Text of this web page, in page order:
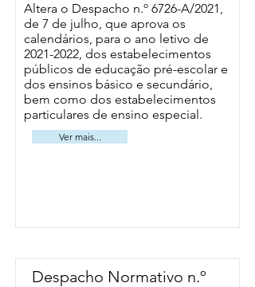
Altera o Despacho n.º 6726-A/2021,
de 7 de julho, que aprova os
calendários, para o ano letivo de
2021-2022, dos estabelecimentos
públicos de educação pré-escolar e
dos ensinos básico e secundário,
bem como dos estabelecimentos
particulares de ensino especial.
Ver mais...
Despacho Normativo n.º